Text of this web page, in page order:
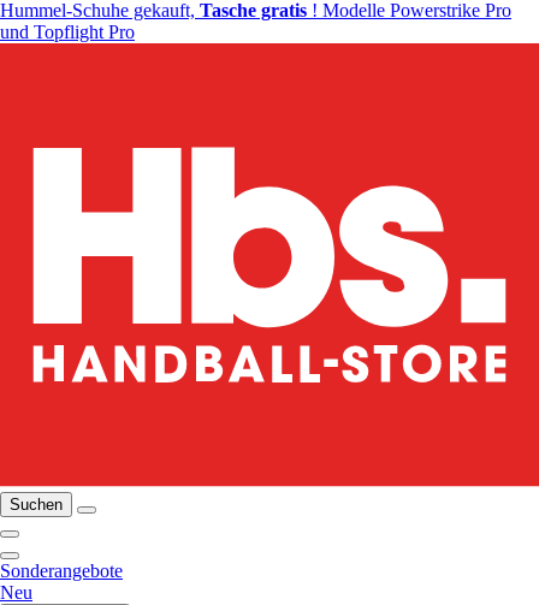
Hummel-Schuhe gekauft, Tasche gratis ! Modelle Powerstrike Pro
und Topflight Pro
Suchen
Sonderangebote
Neu